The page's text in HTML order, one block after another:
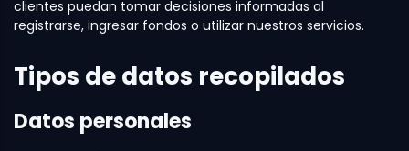
clientes puedan tomar decisiones informadas al
registrarse, ingresar fondos o utilizar nuestros servicios.
Tipos de datos recopilados
Datos personales